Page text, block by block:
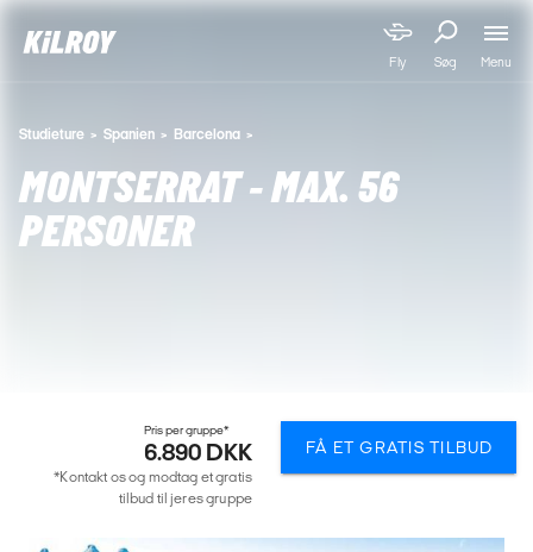
Fly Søg Menu
Studieture Spanien Barcelona
MONTSERRAT - MAX. 56
PERSONER
Pris per gruppe*
6.890 DKK
*Kontakt os og modtag et gratis
tilbud til jeres gruppe
FÅ ET GRATIS TILBUD